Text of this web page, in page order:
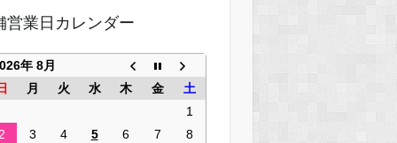
営業日カレンダー
年 8月
月 火 水 木 金
土
1
3 4 5 6 7
8